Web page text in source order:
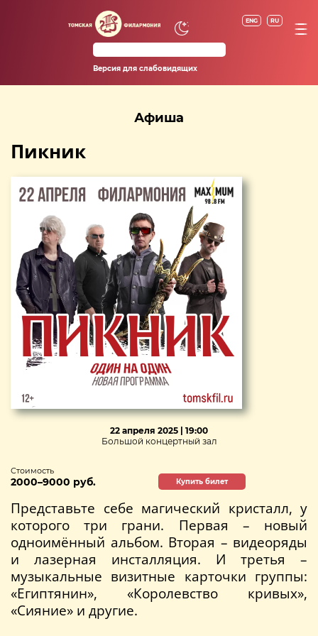
ENG RU
Версия для слабовидящих
Афиша
Пикник
22 апреля 2025 | 19:00
Большой концертный зал
Стоимость
2000–9000 руб. Купить билет
Представьте себе магический кристалл, у
которого три грани. Первая – новый
одноимённый альбом. Вторая – видеоряды
и лазерная инсталляция. И третья –
музыкальные визитные карточки группы:
«Египтянин», «Королевство кривых»,
«Сияние» и другие.